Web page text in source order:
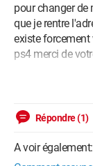
pour changer de
que je rentre
existe forcement
ps4 merci de
Répondre (1)
A voir également: